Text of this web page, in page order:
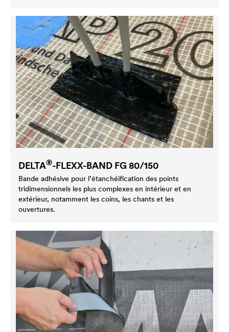
DELTA®-FLEXX-BAND FG 80/150
Bande adhésive pour l’étanchéification des points
tridimensionnels les plus complexes en intérieur et en
extérieur, notamment les coins, les chants et les
ouvertures.